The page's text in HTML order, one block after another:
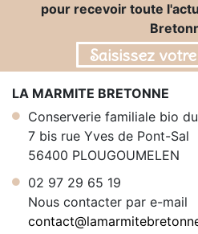
pour recevoir toute
LA MARMITE BRETONNE
Conserverie familiale bio
7 bis rue Yves de Pont-Sal
56400 PLOUGOUMELEN
02 97 29 65 19
Nous contacter par e-mail